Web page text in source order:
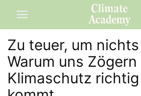
Zu teuer, um
Warum uns Zögern
Klimaschutz